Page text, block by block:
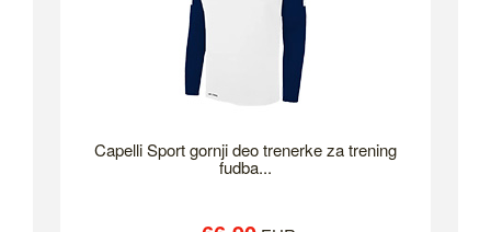
Capelli Sport gornji deo trenerke za trening
fudba...